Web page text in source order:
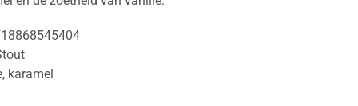
, karamel